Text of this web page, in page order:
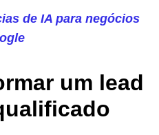
de IA para negócios
um lead